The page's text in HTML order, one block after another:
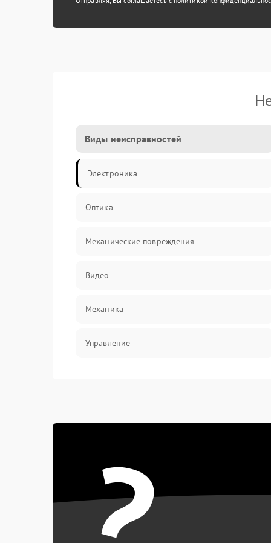
Виды неисправностей
Электроника
Оптика
Механические повреждения
Видео
Механика
Управление
Электроника/Оптика